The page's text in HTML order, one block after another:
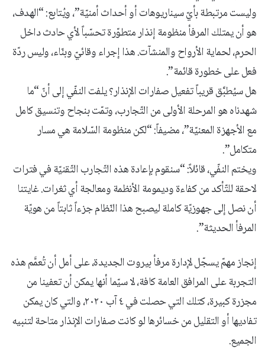
وليست مرتبطة بأيّ سيناريوهات أو أحداث أمنيّة”، ويُتابع: “الهدف،
هو أن يمتلك المرفأ منظومة إنذار متطوّرة تحسّباً لأي حادث داخل
الحرم، لحماية الأرواح والمنشآت. هذا إجراء وقائيّ وبنّاء، وليس ردّة
فعل على خطورة قائمة”.
هل سيُطبَّق قريباً تفعيل صفارات الإنذار؟ يلفت النفّي إلى أنّ “ما
شهدناه هو المرحلة الأولى من التّجارب، وتمّت بنجاح وتنسيق كامل
مع الأجهزة المعنيّة”، مضيفاً: “لكن منظومة السّلامة هي مسار
متكامل”.
ويختم النفّي، قائلاً: “سنقوم بإعادة هذه التّجارب التّقنيّة في فترات
لاحقة للتّأكد من كفاءة وديمومة الأنظمة ومعالجة أي ثغرات. غايتنا
أن نصل إلى جهوزيّة كاملة ليصبح هذا النّظام جزءاً ثابتاً من هويّة
المرفأ الحديثة”.
إنجاز مهمّ يسجّل لإدارة مرفأ بيروت الجديدة، على أمل أن تُعمَّم هذه
التجربة على المرافق العامة كافة، لا سيّما أنها يمكن أن تعفينا من
مجزرة كبيرة، كتلك التي حصلت في ٤ آب ٢٠٢٠، والتي كان يمكن
تفاديها أو التقليل من خسائرها لو كانت صفارات الإنذار متاحة لتنبيه
الجميع.